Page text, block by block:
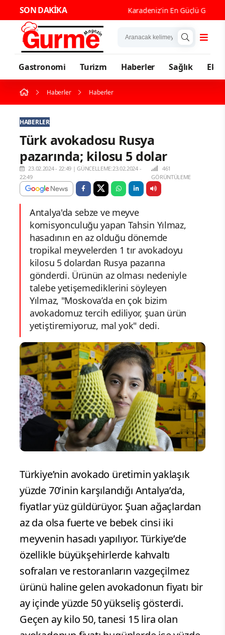
SON DAKİKA Karadeniz'in En Güçlü
Gastronomi Turizm Haberler Sağlık
Haberler Haberler
HABERLER
Türk avokadosu Rusya
pazarında; kilosu 5 dolar
23.02.2024 - 22:49 |GÜNCELLEME:23.02.2024 -
22:49
461
GÖRÜNTÜLEME
Antalya'da sebze ve meyve
komisyonculuğu yapan Tahsin Yılmaz,
hasadının en az olduğu dönemde
tropikal meyvelerden 1 tır avokadoyu
kilosu 5 dolardan Rusya pazarına
gönderdi. Ürünün az olması nedeniyle
talebe yetişemediklerini söyleyen
Yılmaz, "Moskova’da en çok bizim
avokadomuz tercih ediliyor, şuan ürün
yetiştiremiyoruz, mal yok" dedi.
Türkiye’nin avokado üretimin yaklaşık
yüzde 70’inin karşılandığı Antalya’da,
fiyatlar yüz güldürüyor. Şuan ağaçlardan
az da olsa fuerte ve bebek cinsi iki
meyvenin hasadı yapılıyor. Türkiye’de
özellikle büyükşehirlerde kahvaltı
sofraları ve restoranların vazgeçilmez
ürünü haline gelen avokadonun fiyatı bir
ay içinde yüzde 50 yükseliş gösterdi.
Geçen ay kilo 50, tanesi 15 lira olan